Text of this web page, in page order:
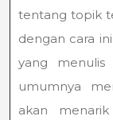
tentang topik
dengan cara
yang menulis
umumnya
akan